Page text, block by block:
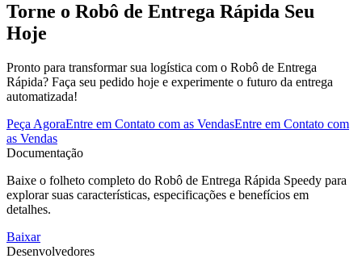
Torne o Robô de Entrega Rápida Seu
Hoje
Pronto para transformar sua logística com o Robô de Entrega
Rápida? Faça seu pedido hoje e experimente o futuro da entrega
automatizada!
Peça AgoraEntre em Contato com as VendasEntre em Contato com
as Vendas
Documentação
Baixe o folheto completo do Robô de Entrega Rápida Speedy para
explorar suas características, especificações e benefícios em
detalhes.
Baixar
Desenvolvedores